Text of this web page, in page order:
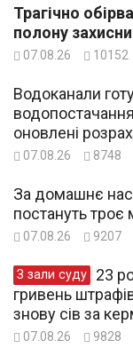
Трагічно
полону
07.08.26 10152
Водоканали
оновлені
07.08.26 8748
За домашнє
постануть троє
07.08.26 9207
З зали суду
гривень
знову сів за
07.08.26 9828